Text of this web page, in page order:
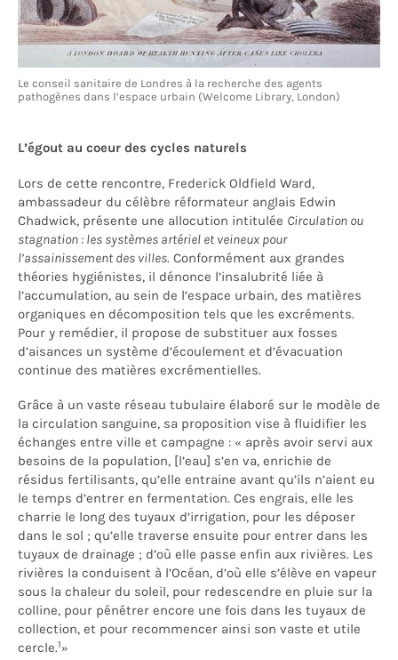
Le conseil sanitaire de Londres à la recherche des agents
pathogènes dans l’espace urbain (Welcome Library, London)
L’égout au coeur des cycles naturels
Lors de cette rencontre, Frederick Oldfield Ward,
ambassadeur du célèbre réformateur anglais Edwin
Chadwick, présente une allocution intitulée Circulation ou
stagnation : les systèmes artériel et veineux pour
l’assainissement des villes. Conformément aux grandes
théories hygiénistes, il dénonce l’insalubrité liée à
l’accumulation, au sein de l’espace urbain, des matières
organiques en décomposition tels que les excréments.
Pour y remédier, il propose de substituer aux fosses
d’aisances un système d’écoulement et d’évacuation
continue des matières excrémentielles.
Grâce à un vaste réseau tubulaire élaboré sur le modèle de
la circulation sanguine, sa proposition vise à fluidifier les
échanges entre ville et campagne : « après avoir servi aux
besoins de la population, [l’eau] s’en va, enrichie de
résidus fertilisants, qu’elle entraine avant qu’ils n’aient eu
le temps d’entrer en fermentation. Ces engrais, elle les
charrie le long des tuyaux d’irrigation, pour les déposer
dans le sol ; qu’elle traverse ensuite pour entrer dans les
tuyaux de drainage ; d’où elle passe enfin aux rivières. Les
rivières la conduisent à l’Océan, d’où elle s’élève en vapeur
sous la chaleur du soleil, pour redescendre en pluie sur la
colline, pour pénétrer encore une fois dans les tuyaux de
collection, et pour recommencer ainsi son vaste et utile
cercle.1»